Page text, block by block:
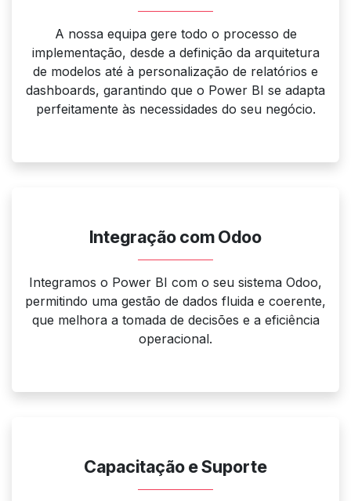
A nossa equipa gere todo o processo de
implementação, desde a definição da arquitetura
de modelos até à personalização de relatórios e
dashboards, garantindo que o Power BI se adapta
perfeitamente às necessidades do seu negócio.
Integração com Odoo
Integramos o Power BI com o seu sistema Odoo,
permitindo uma gestão de dados fluida e coerente,
que melhora a tomada de decisões e a eficiência
operacional.
Capacitação e Suporte